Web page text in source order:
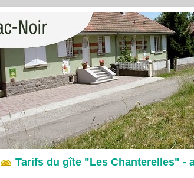
Tarifs du gîte "Les Chanterelles" -